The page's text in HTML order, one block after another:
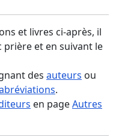
et livres ci-après, il
prière et en suivant le
des auteurs ou
.
en pageAutres